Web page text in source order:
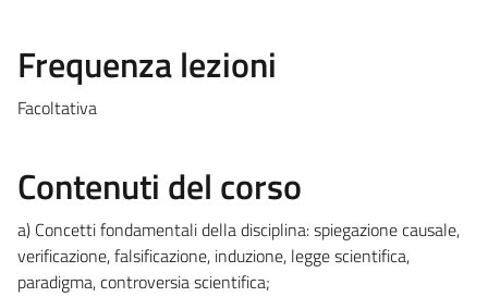
Frequenza lezioni
Facoltativa
Contenuti del corso
a) Concetti fondamentali della disciplina: spiegazione causale,
verificazione, falsificazione, induzione, legge scientifica,
paradigma, controversia scientifica;